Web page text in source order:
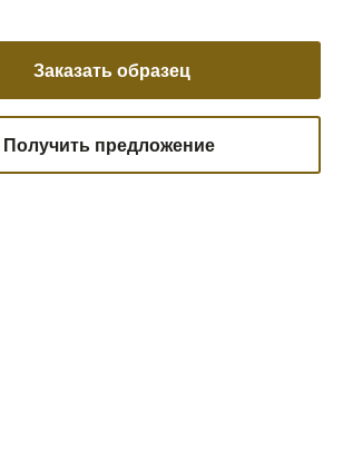
Заказать образец
Получить предложение